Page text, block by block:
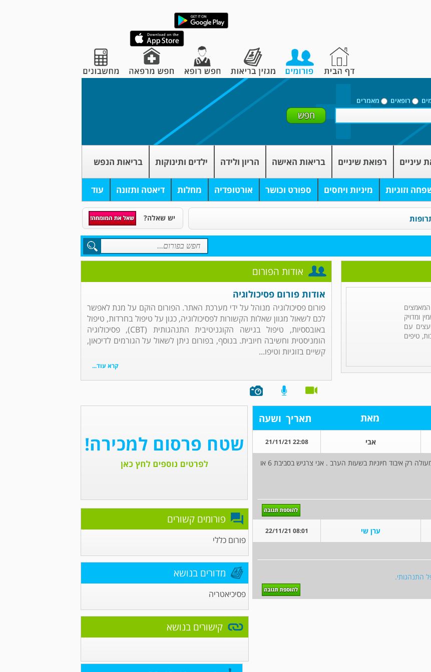
רופאים מאמרים
עיניים רפואת שיניים בריאות האישה הריון ולידה ילדים ותינוקות בריאות הנפש
וזוגיות מיניות ויחסים ספורט וכושר אורטופדיה מחלות דיאטה ותזונה עוד
יש שאלה?
אודות הפורום
אודות פורום פסיכולוגיה
פורום פסיכולוגיה מנוהל על ידי מערכת האתר. הפורום הוקם על מנת לאפשר
לכם לשאול מגוון שאלות הקשורות לפסיכולוגיה, כגון על טיפול בחרדות, טיפול
באובססיות, טיפול בגישה הקוגניטיבית התנהגותית (CBT), פסיכולוגיה
הומניסטית וחשיבה חיובית. בנוסף, בפורום ניתן לשאול על הגורמים לדיכאון,
קשיים בזוגיות וטיפו...
קרא עוד...
ומדויק
עם
טיפים
מאת תאריך ושעה
אבי 22:08 21/11/21
אני נוטל אריפליי במינון 20 ודיקינט וקונצרטה 54 ומרגיש מעולה רק איבוד חיוניות בשעות הערב . אני צרגיש בסביבת 6 או
ערן שי 08:01 22/11/21
התנהגותי.
פורומים קשורים
פורום כללי
מדורים בנושא
פסיכיאטריה
קישורים בנושא